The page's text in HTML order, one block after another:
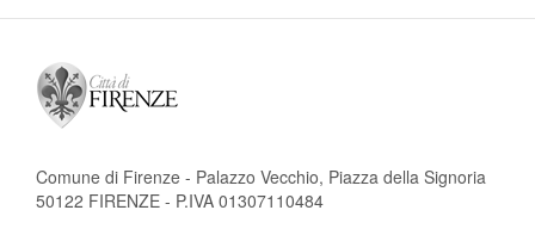
Comune di Firenze - Palazzo Vecchio, Piazza della Signoria
50122 FIRENZE - P.IVA 01307110484